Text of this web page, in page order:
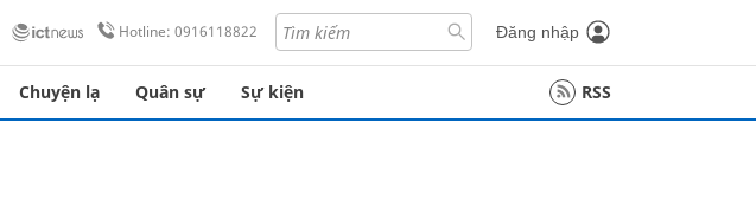
Hotline: 0916118822 Đăng nhập
Chuyện lạ Quân sự Sự kiện RSS